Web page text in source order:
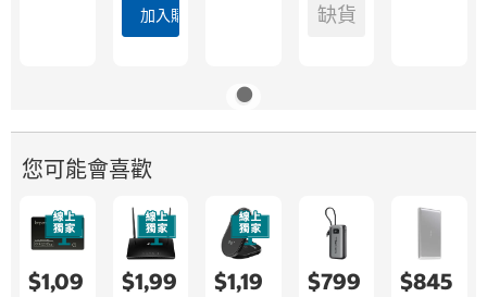
加入購物車 缺貨
您可能會喜歡
$1,09
$1,99
$1,19
$799 $845